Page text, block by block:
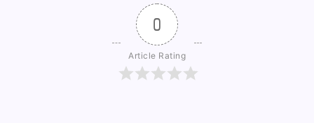
0
Article Rating